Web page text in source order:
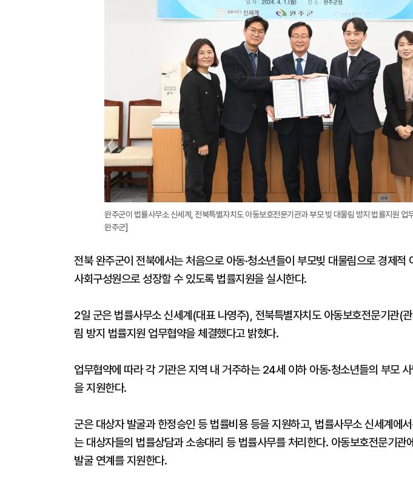
완주군이 법률사무소 신세계, 전북특별자치도 아동보호전문기관과 부모 빚 대물림 방지 법률지원 업
완주군]
전북 완주군이 전북에서는 처음으로 아동·청소년들이 부모빚 대물림으로 경제적
사회구성원으로 성장할 수 있도록 법률지원을 실시한다.
2일 군은 법률사무소 신세계(대표 나영주), 전북특별자치도 아동보호전문기관(
림 방지 법률지원 업무협약을 체결했다고 밝혔다.
업무협약에 따라 각 기관은 지역 내 거주하는 24세 이하 아동·청소년들의 부모
을 지원한다.
군은 대상자 발굴과 한정승인 등 법률비용 등을 지원하고, 법률사무소 신세계에
는 대상자들의 법률상담과 소송대리 등 법률사무를 처리한다. 아동보호전문기관
발굴 연계를 지원한다.